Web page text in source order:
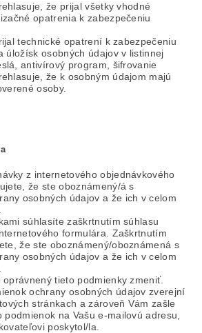
že prijal všetky vhodné
opatrenia k zabezpečeniu
technické opatrení k zabezpečeniu
úložísk osobných údajov v listinnej
antivírový program, šifrovanie
že k osobným údajom majú
osoby.
z internetového objednávkového
že ste oboznámený/á s
osobných údajov a že ich v celom
súhlasíte zaškrtnutím súhlasu
formulára. Zaškrtnutím
že ste oboznámený/oboznámená s
osobných údajov a že ich v celom
tieto podmienky zmeniť.
ochrany osobných údajov zverejní
stránkach a zároveň Vám zašle
podmienok na Vašu e-mailovú adresu,
poskytol/la.